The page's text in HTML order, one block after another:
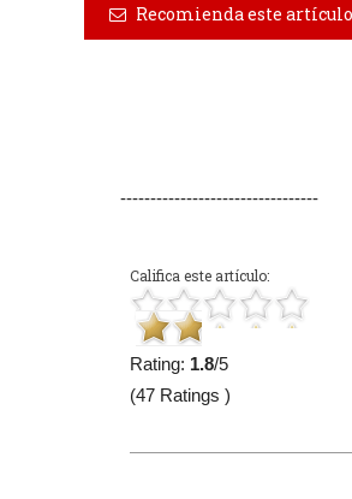
Recomienda este
---------------------------------
Califica este artículo:
Rating: 1.8/5
(47 Ratings )